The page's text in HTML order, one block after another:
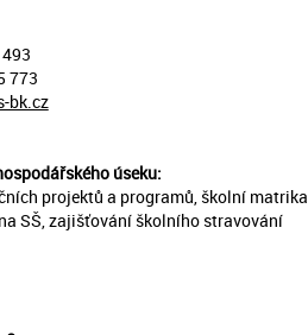
773
bk.cz
úseku:
projektů a programů, školní matrika
SŠ, zajišťování školního stravování